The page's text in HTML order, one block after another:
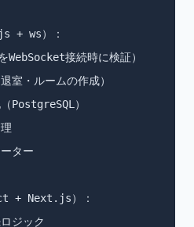
+ ws）：
WebSocket接続時に検証）
室・ルームの作成）
PostgreSQL）
ター
+ Next.js）：
ジック